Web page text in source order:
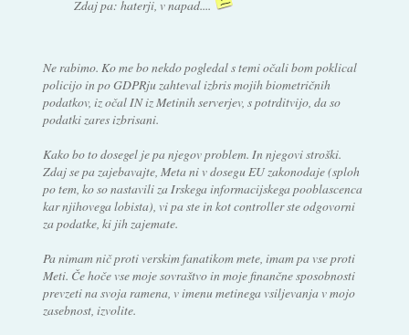
Zdaj pa: haterji, v napad....
Ne rabimo. Ko me bo nekdo pogledal s temi očali bom poklical
policijo in po GDPRju zahteval izbris mojih biometričnih
podatkov, iz očal IN iz Metinih serverjev, s potrditvijo, da so
podatki zares izbrisani.
Kako bo to dosegel je pa njegov problem. In njegovi stroški.
Zdaj se pa zajebavajte, Meta ni v dosegu EU zakonodaje (sploh
po tem, ko so nastavili za Irskega informacijskega pooblascenca
kar njihovega lobista), vi pa ste in kot controller ste odgovorni
za podatke, ki jih zajemate.
Pa nimam nič proti verskim fanatikom mete, imam pa vse proti
Meti. Če hoče vse moje sovraštvo in moje finančne sposobnosti
prevzeti na svoja ramena, v imenu metinega vsiljevanja v mojo
zasebnost, izvolite.